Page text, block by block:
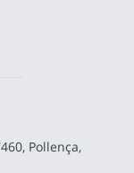
Pollença,